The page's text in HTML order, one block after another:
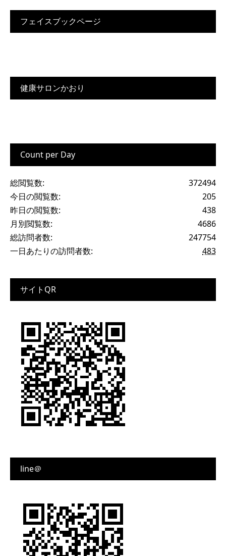
フェイスブックページ
健康サロンかおり
Count per Day
372494
総閲覧数:
205
今日の閲覧数:
438
昨日の閲覧数:
4686
月別閲覧数:
247754
総訪問者数:
483
一日あたりの訪問者数:
サイトQR
line＠